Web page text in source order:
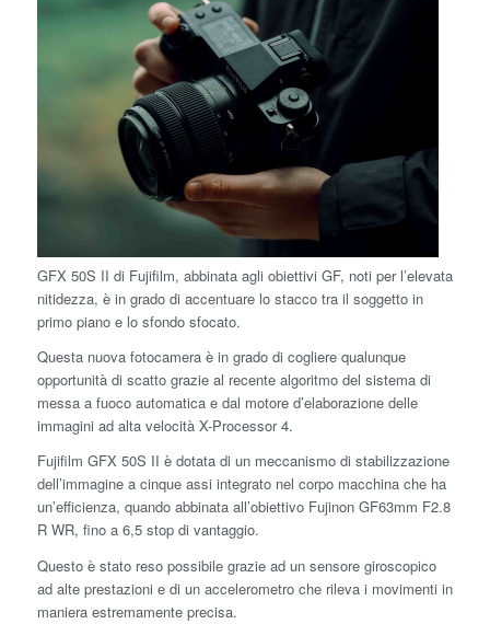
GFX 50S II di Fujifilm, abbinata agli obiettivi GF, noti per l’elevata
nitidezza, è in grado di accentuare lo stacco tra il soggetto in
primo piano e lo sfondo sfocato.
Questa nuova fotocamera è in grado di cogliere qualunque
opportunità di scatto grazie al recente algoritmo del sistema di
messa a fuoco automatica e dal motore d’elaborazione delle
immagini ad alta velocità X-Processor 4.
Fujifilm GFX 50S II è dotata di un meccanismo di stabilizzazione
dell’immagine a cinque assi integrato nel corpo macchina che ha
un’efficienza, quando abbinata all’obiettivo Fujinon GF63mm F2.8
R WR, fino a 6,5 stop di vantaggio.
Questo è stato reso possibile grazie ad un sensore giroscopico
ad alte prestazioni e di un accelerometro che rileva i movimenti in
maniera estremamente precisa.